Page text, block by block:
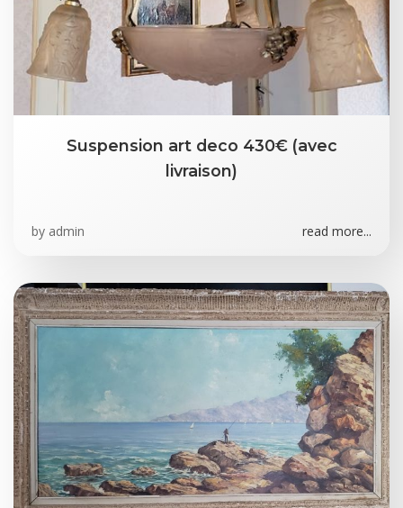
Suspension art deco 430€ (avec
livraison)
by admin read more...